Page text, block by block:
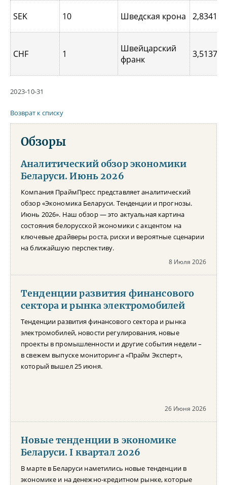
SEK 10 Шведская крона 2,8341
CHF 1
Швейцарский
франк
3,5137
2023-10-31
Возврат к списку
Обзоры
Аналитический обзор экономики
Беларуси. Июнь 2026
Компания ПраймПресс представляет аналитический
обзор «Экономика Беларуси. Тенденции и прогнозы.
Июнь 2026». Наш обзор — это актуальная картина
состояния белорусской экономики с акцентом на
ключевые драйверы роста, риски и вероятные сценарии
на ближайшую перспективу.
8 Июля 2026
Тенденции развития финансового
сектора и рынка электромобилей
Тенденции развития финансового сектора и рынка
электромобилей, новости регулирования, новые
проекты в промышленности и другие события недели –
в свежем выпуске мониторинга «Прайм Эксперт»,
который вышел 25 июня.
26 Июня 2026
Новые тенденции в экономике
Беларуси. I квартал 2026
В марте в Беларуси наметились новые тенденции в
экономике и на денежно-кредитном рынке, которые